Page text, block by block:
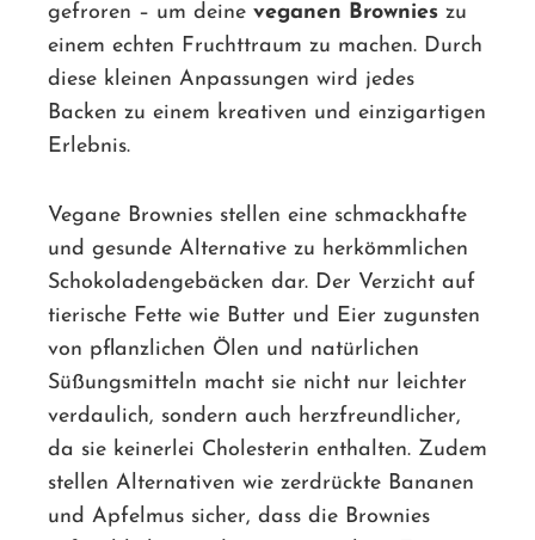
gefroren – um deine veganen Brownies zu
einem echten Fruchttraum zu machen. Durch
diese kleinen Anpassungen wird jedes
Backen zu einem kreativen und einzigartigen
Erlebnis.
Vegane Brownies stellen eine schmackhafte
und gesunde Alternative zu herkömmlichen
Schokoladengebäcken dar. Der Verzicht auf
tierische Fette wie Butter und Eier zugunsten
von pflanzlichen Ölen und natürlichen
Süßungsmitteln macht sie nicht nur leichter
verdaulich, sondern auch herzfreundlicher,
da sie keinerlei Cholesterin enthalten. Zudem
stellen Alternativen wie zerdrückte Bananen
und Apfelmus sicher, dass die Brownies